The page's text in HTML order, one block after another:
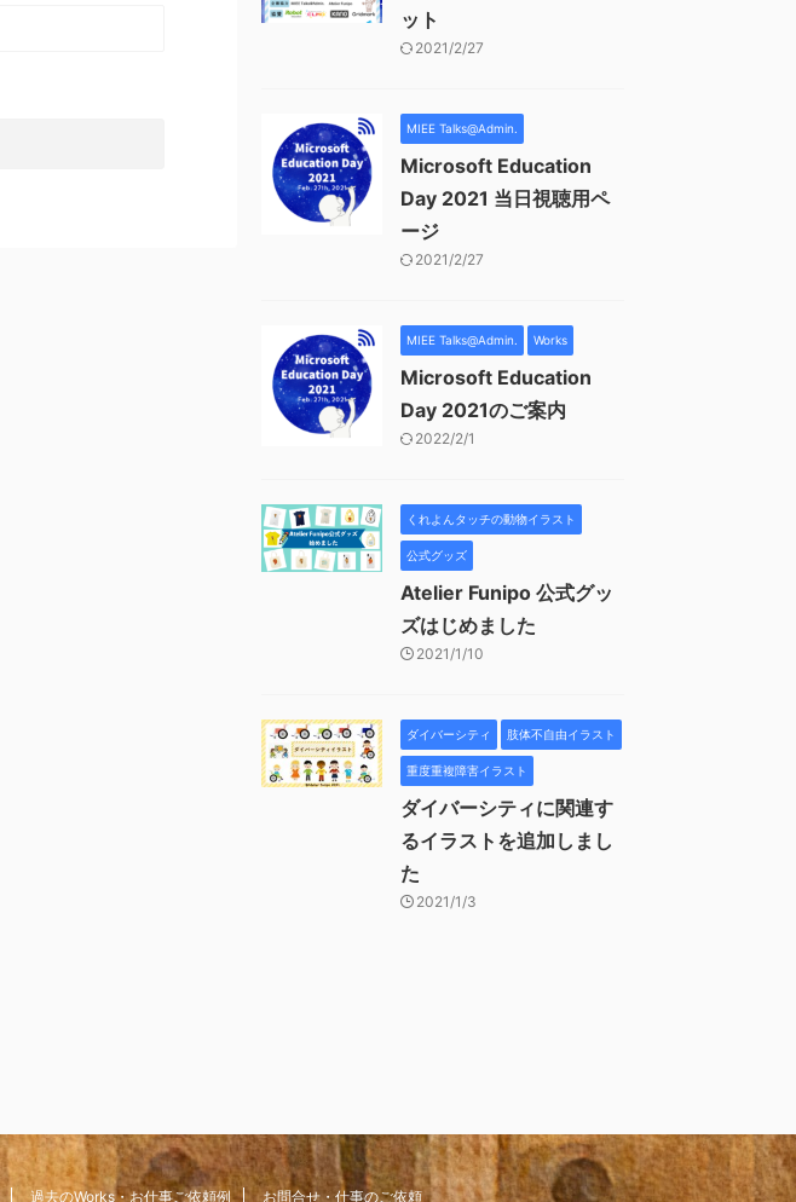
ット
2021/2/27
MIEE Talks@Admin.
Microsoft Education
Day 2021 当日視聴用ペ
ージ
2021/2/27
MIEE Talks@Admin. Works
Microsoft Education
Day 2021のご案内
2022/2/1
くれよんタッチの動物イラスト
公式グッズ
Atelier Funipo 公式グッ
ズはじめました
2021/1/10
ダイバーシティ 肢体不自由イラスト
重度重複障害イラスト
ダイバーシティに関連す
るイラストを追加しまし
た
2021/1/3
過去のWorks・お仕事ご依頼例 お問合せ・仕事のご依頼